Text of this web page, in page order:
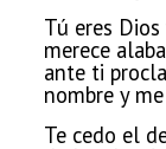
Tú eres
merece
ante ti
nombre y
Te cedo el